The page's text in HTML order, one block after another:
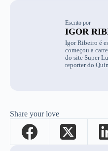
Escrito por
IGOR
Igor Ribeiro é
começou a
do site Super
reporter do
Share your love